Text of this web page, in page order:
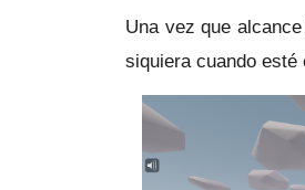
Una vez que
siquiera cuando